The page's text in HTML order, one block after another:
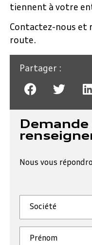
tiennent à votre
Contactez-nous et
route.
Partager :
Demande
Nous vous